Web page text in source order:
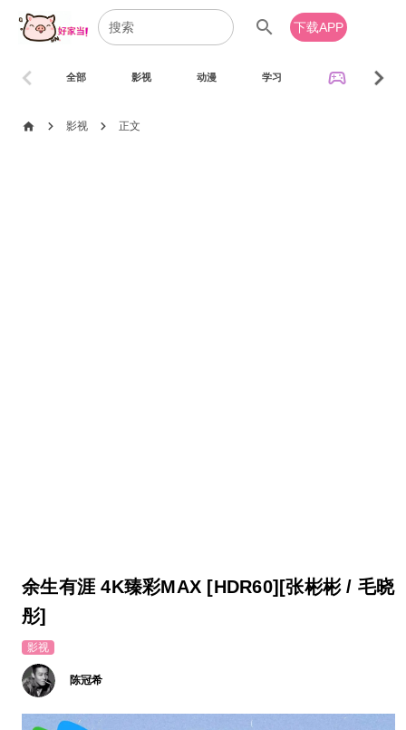
search 下载APP
全部 影视 动漫 学习 sports_esports
chevron_left chevron_right
home chevron_right 影视 chevron_right 正文
余生有涯 4K臻彩MAX [HDR60][张彬彬 / 毛晓
彤]
影视
陈冠希